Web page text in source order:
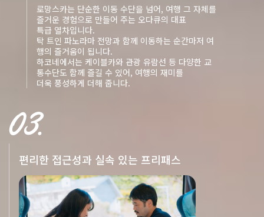
로망스카는 단순한 이동 수단을 넘어, 여행 그 자체를
즐거운 경험으로 만들어 주는 오다큐의 대표
특급 열차입니다.
탁 트인 파노라마 전망과 함께 이동하는 순간마저 여
행의 즐거움이 됩니다.
하코네에서는 케이블카와 관광 유람선 등 다양한 교
통수단도 함께 즐길 수 있어, 여행의 재미를
더욱 풍성하게 더해 줍니다.
편리한 접근성과 실속 있는 프리패스